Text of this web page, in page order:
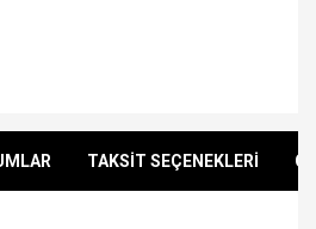
TAKSİT SEÇENEKLERİ